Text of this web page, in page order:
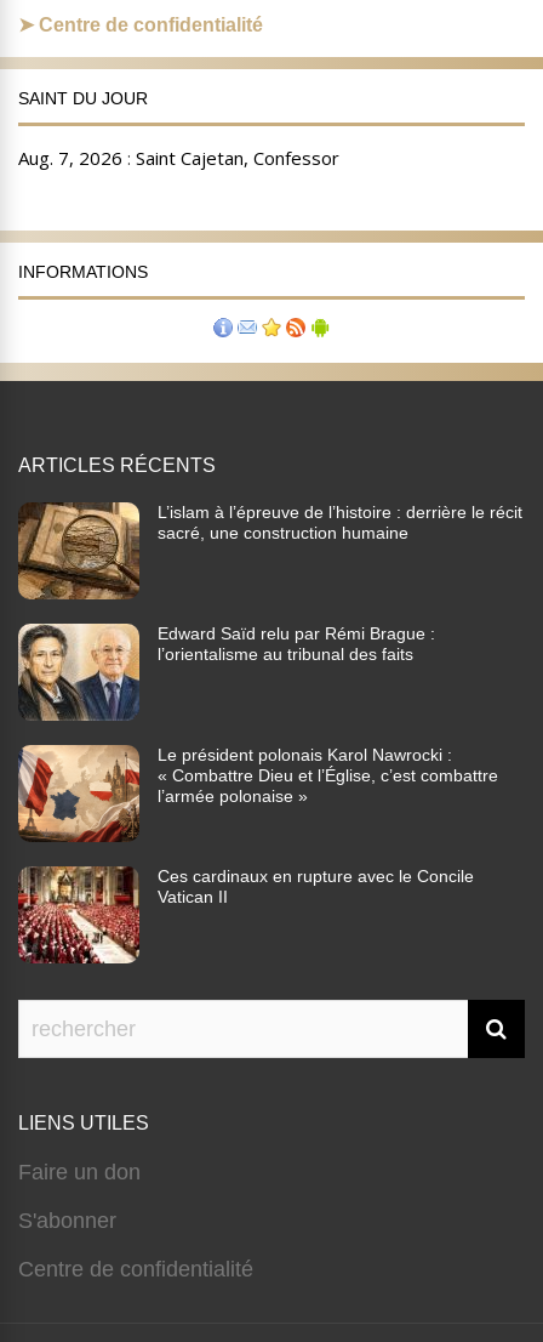
Centre de confidentialité
SAINT DU JOUR
INFORMATIONS
ARTICLES RÉCENTS
L’islam à l’épreuve de l’histoire : derrière le récit
sacré, une construction humaine
Edward Saïd relu par Rémi Brague :
l’orientalisme au tribunal des faits
Le président polonais Karol Nawrocki :
« Combattre Dieu et l’Église, c’est combattre
l’armée polonaise »
Ces cardinaux en rupture avec le Concile
Vatican II
LIENS UTILES
Faire un don
S'abonner
Centre de confidentialité